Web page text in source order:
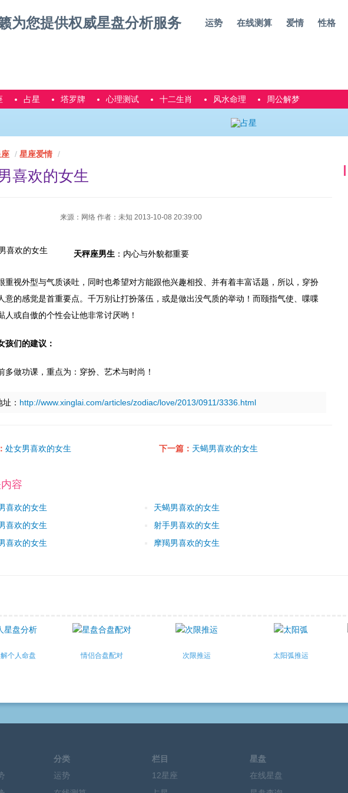
运势 在线测算 爱情 性格
占星 塔罗牌 心理测试 十二生肖 风水命理 周公解梦
星座爱情
喜欢的女生
来源：网络 作者：未知 2013-10-08 20:39:00
天秤座男生 ：内心与外貌都重要
重视外型与气质谈吐，同时也希望对方能跟他兴趣相投、并有着丰富话题，所以，穿扮
意的感觉是首重要点。千万别让打扮落伍，或是做出没气质的举动！而颐指气使、喋喋
人或自傲的个性会让他非常讨厌哟！
孩们的建议：
多做功课，重点为：穿扮、艺术与时尚！
： http://www.xinglai.com/articles/zodiac/love/2013/0911/3336.html
处女男喜欢的女生 下一篇： 天蝎男喜欢的女生
容
喜欢的女生
天蝎男喜欢的女生
喜欢的女生
射手男喜欢的女生
喜欢的女生
摩羯男喜欢的女生
个人命盘 情侣合盘配对 次限推运 太阳弧推运
分类
运势
栏目
12星座
星盘
在线星盘